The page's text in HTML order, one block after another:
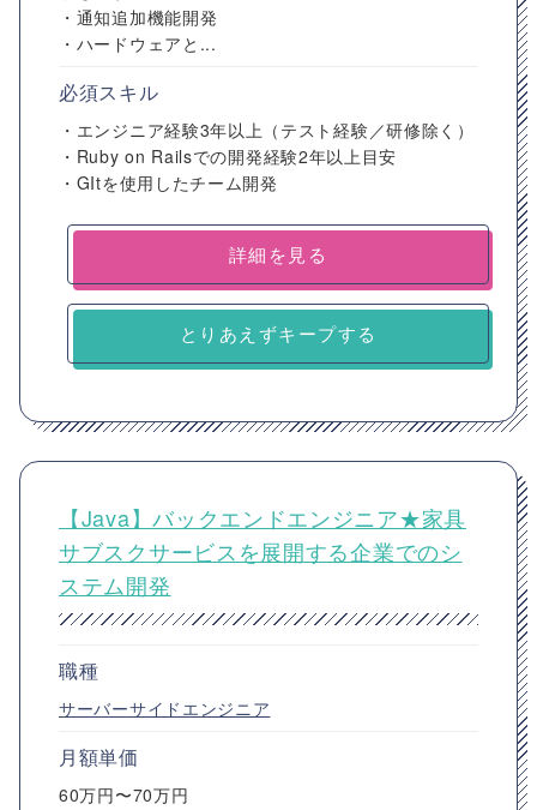
・通知追加機能開発
・ハードウェアと...
必須スキル
・エンジニア経験3年以上（テスト経験／研修除く）
・Ruby on Railsでの開発経験2年以上目安
・GItを使用したチーム開発
詳細を見る
とりあえずキープする
【Java】バックエンドエンジニア★家具
サブスクサービスを展開する企業でのシ
ステム開発
職種
サーバーサイドエンジニア
月額単価
60万円〜70万円